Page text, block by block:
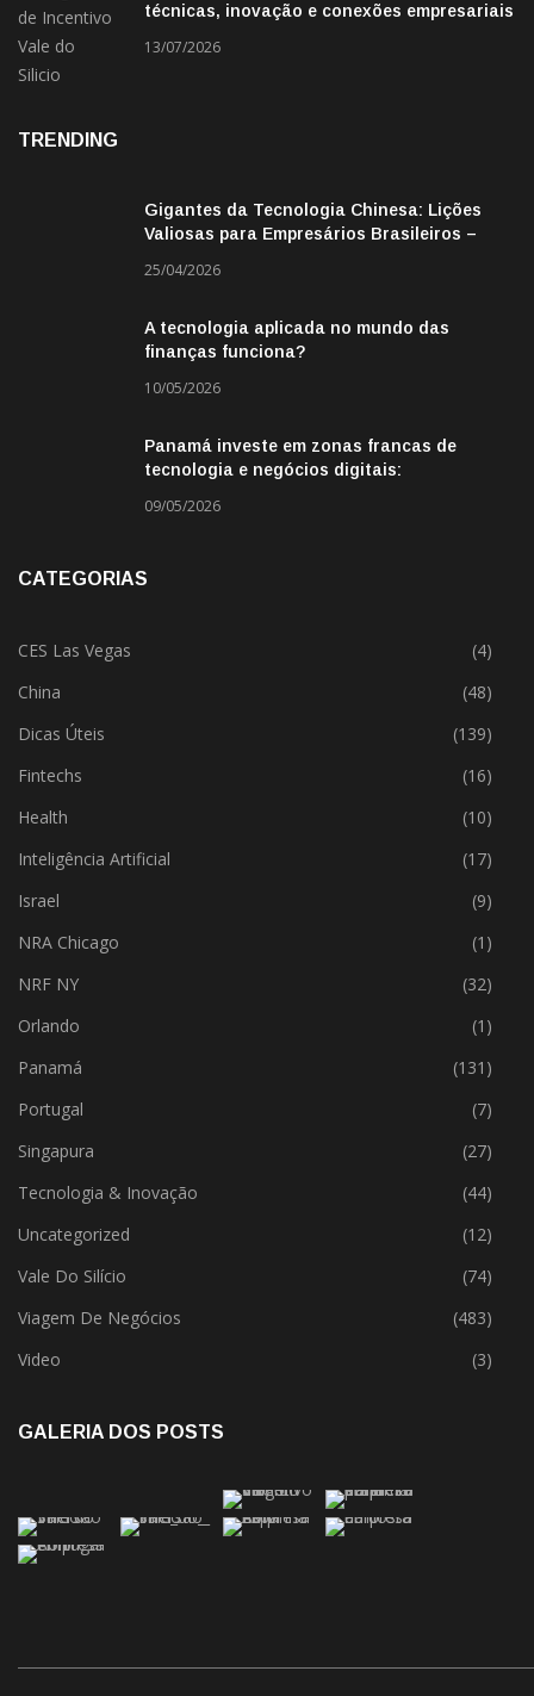
técnicas, inovação e conexões empresariais
13/07/2026
TRENDING
Gigantes da Tecnologia Chinesa: Lições
Valiosas para Empresários Brasileiros –
25/04/2026
A tecnologia aplicada no mundo das
finanças funciona?
10/05/2026
Panamá investe em zonas francas de
tecnologia e negócios digitais:
09/05/2026
CATEGORIAS
CES Las Vegas
(4)
China
(48)
Dicas Úteis
(139)
Fintechs
(16)
Health
(10)
Inteligência Artificial
(17)
Israel
(9)
NRA Chicago
(1)
NRF NY
(32)
Orlando
(1)
Panamá
(131)
Portugal
(7)
Singapura
(27)
Tecnologia & Inovação
(44)
Uncategorized
(12)
Vale Do Silício
(74)
Viagem De Negócios
(483)
Video
(3)
GALERIA DOS POSTS